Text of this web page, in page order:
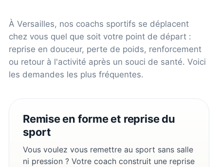
À Versailles, nos coachs sportifs se déplacent
chez vous quel que soit votre point de départ :
reprise en douceur, perte de poids, renforcement
ou retour à l'activité après un souci de santé. Voici
les demandes les plus fréquentes.
Remise en forme et reprise du
sport
Vous voulez vous remettre au sport sans salle
ni pression ? Votre coach construit une reprise